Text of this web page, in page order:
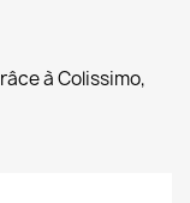
à Colissimo,